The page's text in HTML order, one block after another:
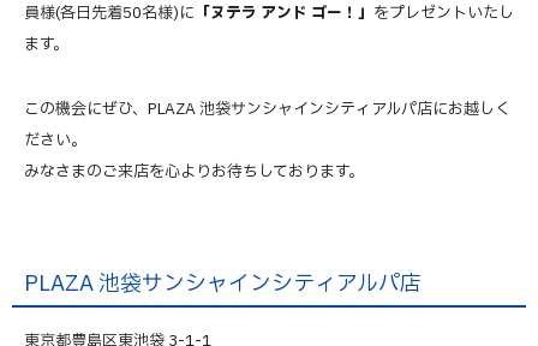
員様(各日先着50名様)に 「ヌテラ アンド ゴー！」 をプレゼントいたし
ます。
この機会にぜひ、 PLAZA 池袋サンシャインシティアルパ店にお越しく
ださい。
みなさまのご来店を心よりお待ちしております。
PLAZA 池袋サンシャインシティアルパ店